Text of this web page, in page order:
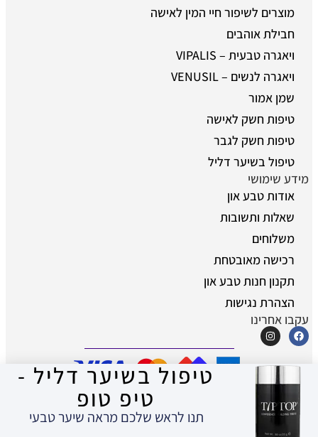
מוצרים לשיפור חיי המין לאישה
חבילת אוהבים
ויאגרה טבעית – VIPALIS
ויאגרה לנשים – VENUSIL
שמן אמור
טיפות חשק לאישה
טיפות חשק לגבר
טיפול בשיער דליל
מידע שימושי
אודות טבע און
שאלות ותשובות
משלוחים
רכישה מאובטחת
תקנון חנות טבע און
הצהרת נגישות
עקבו אחרינו
© כל הזכויות שמורות לטבע און - מוצרים
טבעיים לאיכות חיים
טיפול בשיער דליל -
טיפ טופ
תנו לראש שלכם מראה שיער טבעי